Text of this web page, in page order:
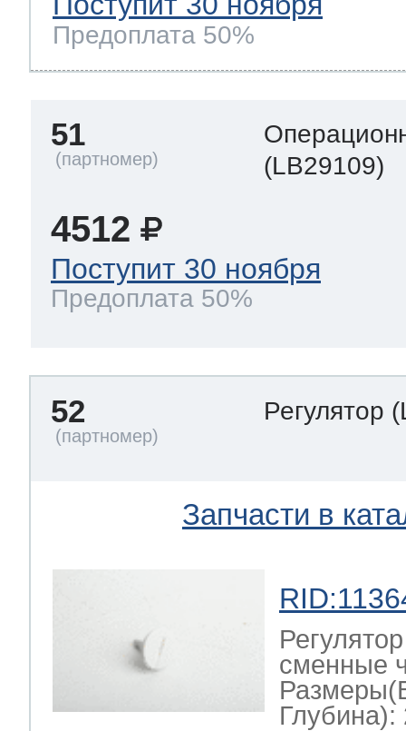
Предоплата 50%
51
(LB29109)
4512
Поступит 30 ноября
Предоплата 50%
52 Регулятор
Запчасти в
сменные
Глубина):